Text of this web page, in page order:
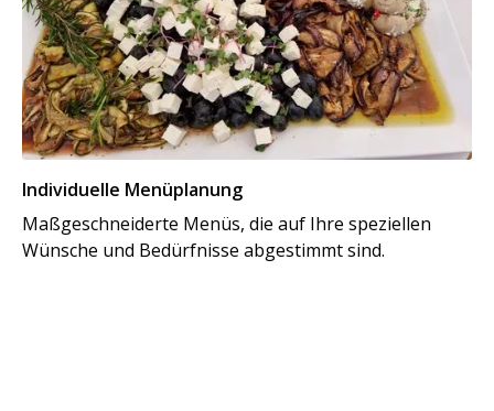
Individuelle Menüplanung
Maßgeschneiderte Menüs, die auf Ihre speziellen
Wünsche und Bedürfnisse abgestimmt sind.